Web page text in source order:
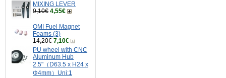
MIXING LEVER
9,10€ 4,55€
OMI Fuel Magnet
Foams (3)
14,20€ 7,10€
PU wheel with CNC
Aluminum Hub
2.5"（D63.5 x H24 x
Φ4mm）Uni:1